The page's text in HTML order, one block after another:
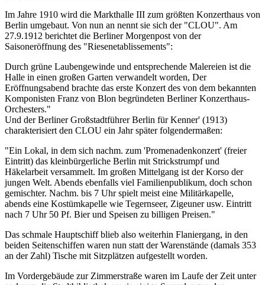
Im Jahre 1910 wird die Markthalle III zum größten Konzerthaus von
Berlin umgebaut. Von nun an nennt sie sich der "CLOU". Am
27.9.1912 berichtet die Berliner Morgenpost von der
Saisoneröffnung des "Riesenetablissements":
Durch grüne Laubengewinde und entsprechende Malereien ist die
Halle in einen großen Garten verwandelt worden, Der
Eröffnungsabend brachte das erste Konzert des von dem bekannten
Komponisten Franz von Blon begründeten Berliner Konzerthaus-
Orchesters."
Und der Berliner Großstadtführer Berlin für Kenner' (1913)
charakterisiert den CLOU ein Jahr später folgendermaßen:
"Ein Lokal, in dem sich nachm. zum 'Promenadenkonzert' (freier
Eintritt) das kleinbürgerliche Berlin mit Strickstrumpf und
Häkelarbeit versammelt. Im großen Mittelgang ist der Korso der
jungen Welt. Abends ebenfalls viel Familienpublikum, doch schon
gemischter. Nachm. bis 7 Uhr spielt meist eine Militärkapelle,
abends eine Kostümkapelle wie Tegernseer, Zigeuner usw. Eintritt
nach 7 Uhr 50 Pf. Bier und Speisen zu billigen Preisen."
Das schmale Hauptschiff blieb also weiterhin Flaniergang, in den
beiden Seitenschiffen waren nun statt der Warenstände (damals 353
an der Zahl) Tische mit Sitzplätzen aufgestellt worden.
Im Vordergebäude zur Zimmerstraße waren im Laufe der Zeit unter